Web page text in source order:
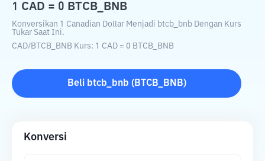
1 CAD = 0 BTCB_BNB
Konversikan 1 Canadian Dollar Menjadi btcb_bnb Dengan Kurs
Tukar Saat Ini.
CAD/BTCB_BNB Kurs: 1 CAD = 0 BTCB_BNB
Beli btcb_bnb ( BTCB_BNB)
Konversi